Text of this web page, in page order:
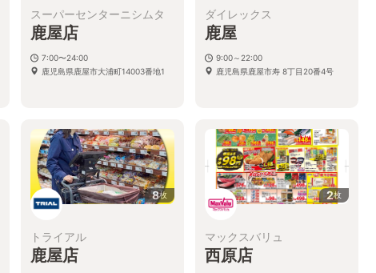
スーパーセンターニシムタ
鹿屋店
7:00〜24:00
鹿児島県鹿屋市大浦町14003番地1
ダイレックス
鹿屋
9:00～22:00
鹿児島県鹿屋市寿 8丁目20番4号
8枚
トライアル
鹿屋店
2枚
マックスバリュ
西原店